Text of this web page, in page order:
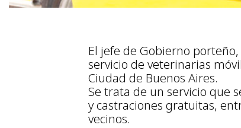
El jefe de Gobierno
servicio de veterinarias
Ciudad de Buenos Aires.
Se trata de un servicio que
y castraciones gratuitas,
vecinos.